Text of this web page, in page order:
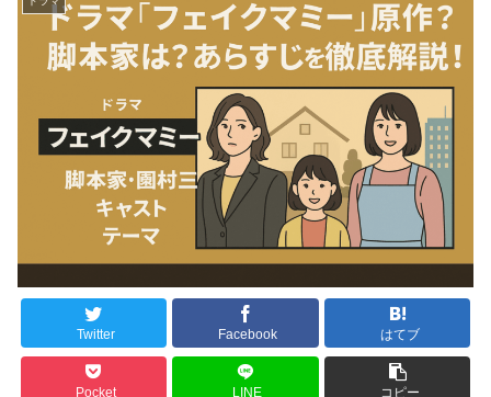
Twitter Facebook はてブ
Pocket LINE コピー